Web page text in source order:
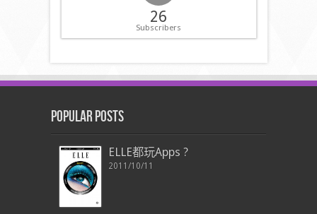
26
Subscribers
Popular Posts
ELLE都玩Apps ?
2011/10/11